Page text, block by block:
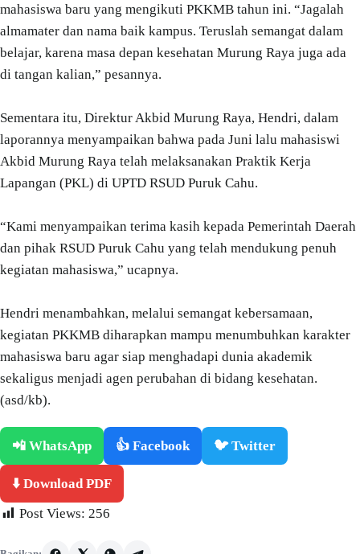
mahasiswa baru yang mengikuti PKKMB tahun ini. “Jagalah
almamater dan nama baik kampus. Teruslah semangat dalam
belajar, karena masa depan kesehatan Murung Raya juga ada
di tangan kalian,” pesannya.
Sementara itu, Direktur Akbid Murung Raya, Hendri, dalam
laporannya menyampaikan bahwa pada Juni lalu mahasiswi
Akbid Murung Raya telah melaksanakan Praktik Kerja
Lapangan (PKL) di UPTD RSUD Puruk Cahu.
“Kami menyampaikan terima kasih kepada Pemerintah Daerah
dan pihak RSUD Puruk Cahu yang telah mendukung penuh
kegiatan mahasiswa,” ucapnya.
Hendri menambahkan, melalui semangat kebersamaan,
kegiatan PKKMB diharapkan mampu menumbuhkan karakter
mahasiswa baru agar siap menghadapi dunia akademik
sekaligus menjadi agen perubahan di bidang kesehatan.
(asd/kb).
📲 WhatsApp 👍 Facebook 🐦 Twitter
⬇️ Download PDF
Post Views: 256